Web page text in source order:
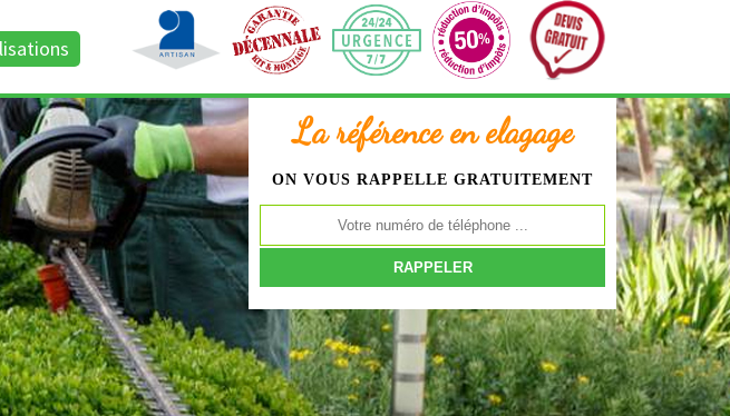
La référence en elagage
ON VOUS RAPPELLE GRATUITEMENT